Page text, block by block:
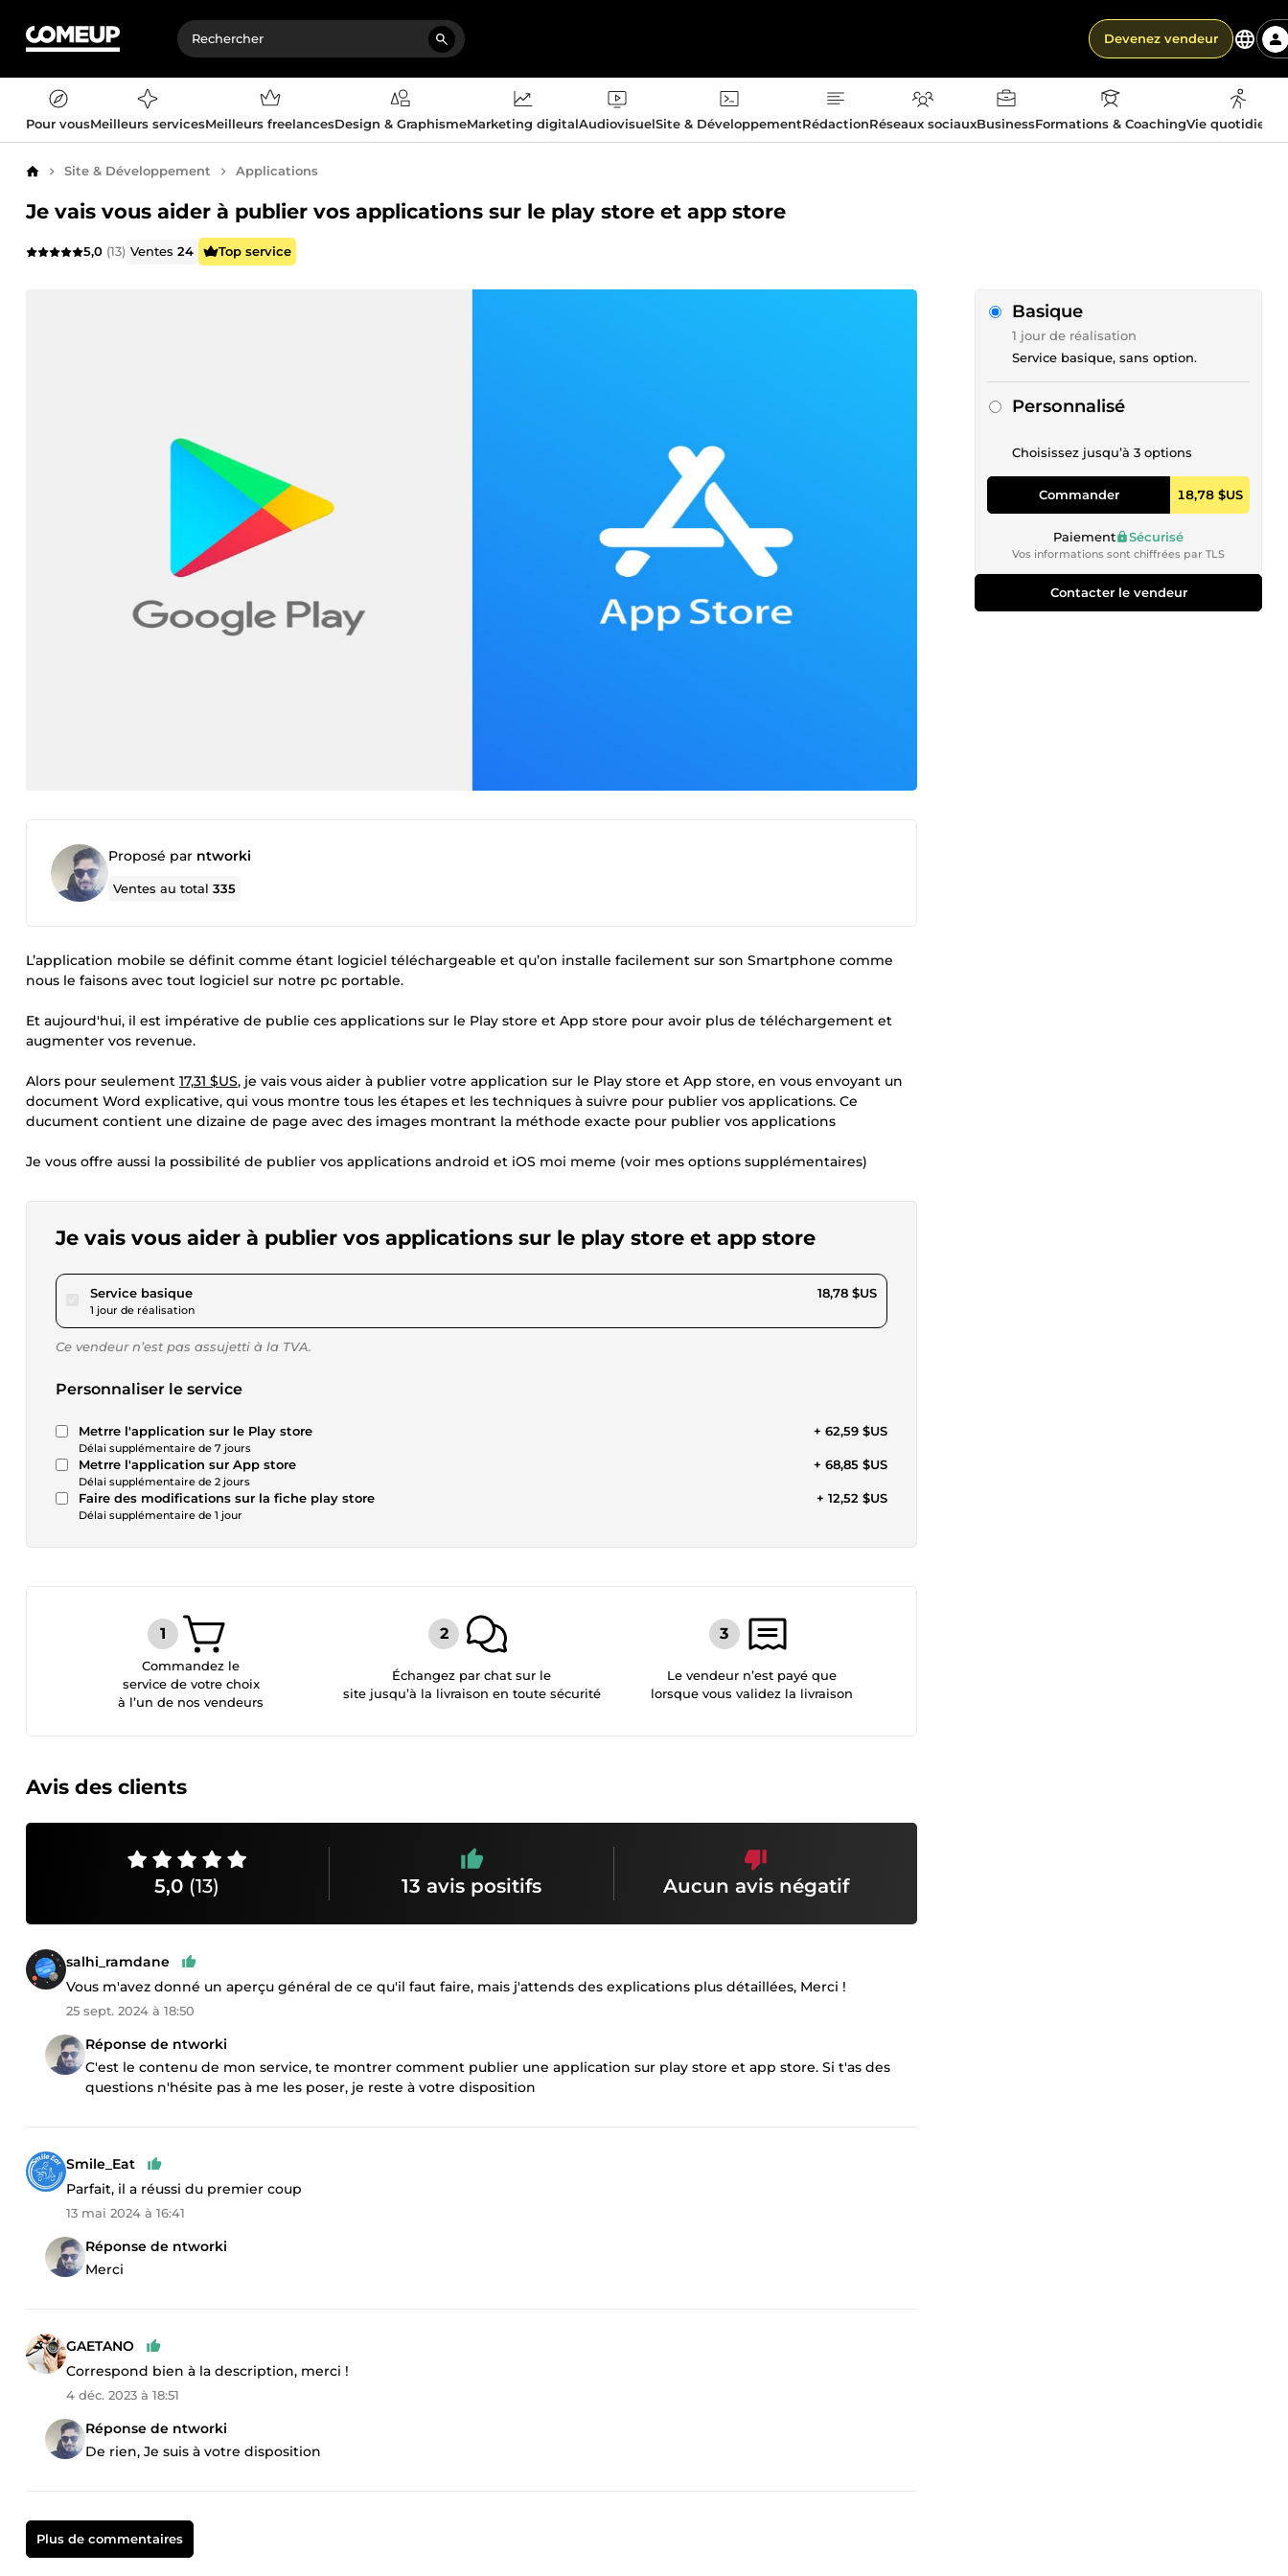
Devenez vendeur
Pour vousMeilleurs servicesMeilleurs freelancesDesign & GraphismeMarketing digitalAudiovisuelSite & DéveloppementRédactionRéseaux sociauxBusinessFormations & CoachingVie
AccueilSite & Développement Applications
Je vais vous aider à publier vos applications sur le play store et app store
5,0 (13) Ventes24 Top service
Proposé par ntworki
Ventes au total335
L’application mobile se définit comme étant logiciel téléchargeable et qu’on installe facilement sur son Smartphone comme
nous le faisons avec tout logiciel sur notre pc portable.
Et aujourd'hui, il est impérative de publie ces applications sur le Play store et App store pour avoir plus de téléchargement et
augmenter vos revenue.
Alors pour seulement 17,31 $US, je vais vous aider à publier votre application sur le Play store et App store, en vous envoyant un
document Word explicative, qui vous montre tous les étapes et les techniques à suivre pour publier vos applications. Ce
ducument contient une dizaine de page avec des images montrant la méthode exacte pour publier vos applications
Je vous offre aussi la possibilité de publier vos applications android et iOS moi meme (voir mes options supplémentaires)
Je vais vous aider à publier vos applications sur le play store et app store
Service basiquepour 17,31 $US
1 jour de réalisation
18,78 $US
Ce vendeur n’est pas assujetti à la TVA.
Personnaliser le service
Metrre l'application sur le Play store
Délai supplémentaire de 7 jours
+ 62,59 $US
Metrre l'application sur App store
Délai supplémentaire de 2 jours
+ 68,85 $US
Faire des modifications sur la fiche play store
Délai supplémentaire de 1 jour
+ 12,52 $US
Basique
1 jour de réalisation
Service basique, sans option.
Personnalisé
Choisissez jusqu’à 3 options
Commander 18,78 $US
Paiement Sécurisé
Vos informations sont chiffrées par TLS
Contacter le vendeur
Commandez le
service de votre choix
à l’un de nos vendeurs
Échangez par chat sur le
site jusqu’à la livraison en toute sécurité
Le vendeur n’est payé que
lorsque vous validez la livraison
Avis des clients
5,0 (13) 13 avis positifs Aucun avis négatif
salhi_ramdane
Vous m'avez donné un aperçu général de ce qu'il faut faire, mais j'attends des explications plus détaillées, Merci !
25 sept. 2024 à 18:50
Réponse de ntworki
C'est le contenu de mon service, te montrer comment publier une application sur play store et app store. Si t'as des
questions n'hésite pas à me les poser, je reste à votre disposition
Smile_Eat
Parfait, il a réussi du premier coup
13 mai 2024 à 16:41
Réponse de ntworki
Merci
GAETANO
Correspond bien à la description, merci !
4 déc. 2023 à 18:51
Réponse de ntworki
De rien, Je suis à votre disposition
Plus de commentaires